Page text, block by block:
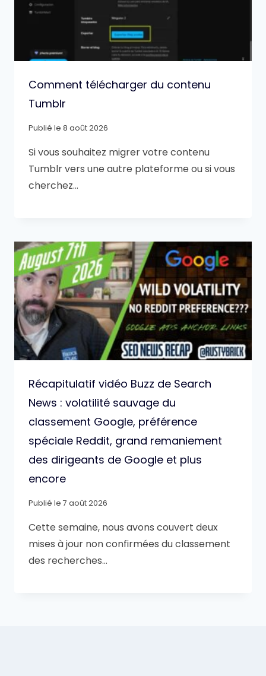
Comment télécharger du contenu
Tumblr
Publié le 8 août 2026
Si vous souhaitez migrer votre contenu
Tumblr vers une autre plateforme ou si vous
cherchez…
Récapitulatif vidéo Buzz de Search
News : volatilité sauvage du
classement Google, préférence
spéciale Reddit, grand remaniement
des dirigeants de Google et plus
encore
Publié le 7 août 2026
Cette semaine, nous avons couvert deux
mises à jour non confirmées du classement
des recherches…